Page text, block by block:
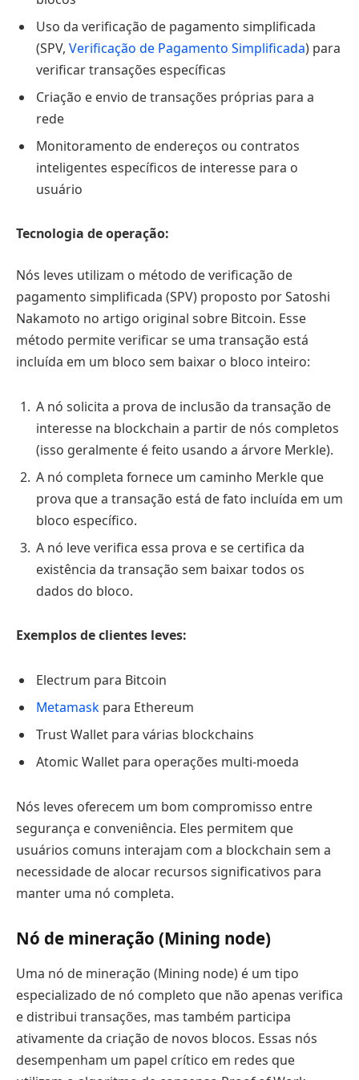
Uso da verificação de pagamento simplificada
(SPV, Verificação de Pagamento Simplificada) para
verificar transações específicas
Criação e envio de transações próprias para a
rede
Monitoramento de endereços ou contratos
inteligentes específicos de interesse para o
usuário
Tecnologia de operação:
Nós leves utilizam o método de verificação de
pagamento simplificada (SPV) proposto por Satoshi
Nakamoto no artigo original sobre Bitcoin. Esse
método permite verificar se uma transação está
incluída em um bloco sem baixar o bloco inteiro:
A nó solicita a prova de inclusão da transação de
interesse na blockchain a partir de nós completos
(isso geralmente é feito usando a árvore Merkle).
A nó completa fornece um caminho Merkle que
prova que a transação está de fato incluída em um
bloco específico.
A nó leve verifica essa prova e se certifica da
existência da transação sem baixar todos os
dados do bloco.
Exemplos de clientes leves:
Electrum para Bitcoin
Metamask para Ethereum
Trust Wallet para várias blockchains
Atomic Wallet para operações multi-moeda
Nós leves oferecem um bom compromisso entre
segurança e conveniência. Eles permitem que
usuários comuns interajam com a blockchain sem a
necessidade de alocar recursos significativos para
manter uma nó completa.
Nó de mineração (Mining node)
Uma nó de mineração (Mining node) é um tipo
especializado de nó completo que não apenas verifica
e distribui transações, mas também participa
ativamente da criação de novos blocos. Essas nós
desempenham um papel crítico em redes que